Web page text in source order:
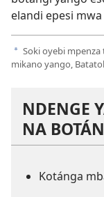
elandi epesi
a Soki oyebi
mikano yango,
NDENGE
NA
Kotánga